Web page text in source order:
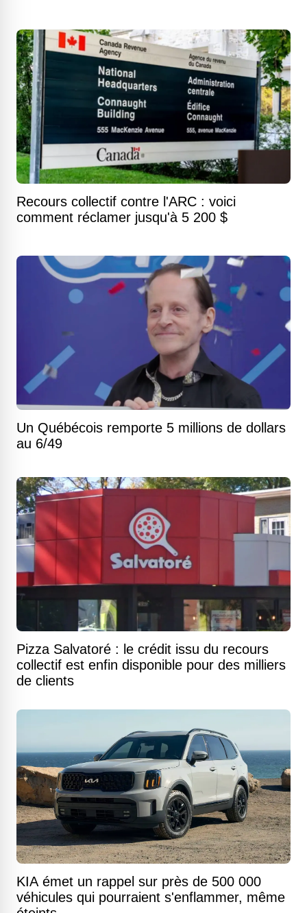
Recours collectif contre l'ARC : voici
comment réclamer jusqu'à 5 200 $
Un Québécois remporte 5 millions de dollars
au 6/49
Pizza Salvatoré : le crédit issu du recours
collectif est enfin disponible pour des milliers
de clients
KIA émet un rappel sur près de 500 000
véhicules qui pourraient s'enflammer, même